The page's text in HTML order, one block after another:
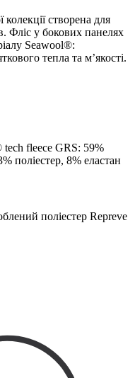
створена для
Фліс у бокових панелях
Seawool®:
тепла та м’якості.
tech fleece GRS: 59%
поліестер, 8% еластан
поліестер Repreve